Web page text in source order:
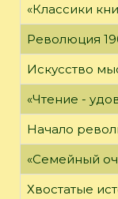
«Классики
Революция
Искусство
«Чтение -
Начало
«Семейный
Хвостатые